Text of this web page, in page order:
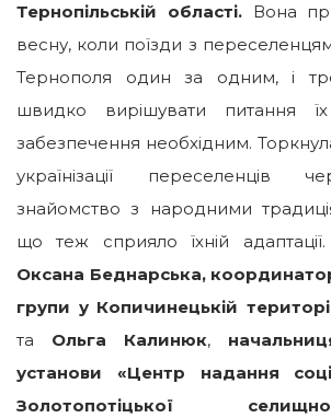
Тернопільській області.Вона
весну, коли поїзди з
Тернополя один за одним, і
швидко вирішувати питання
забезпечення необхідним.
українізації переселенців
знайомство з народними
що теж сприяло їхній
Оксана Беднарська,
групи у Копичинецькій
та Ольга Калинюк,
установи «Центр надання
Золотопотіцької